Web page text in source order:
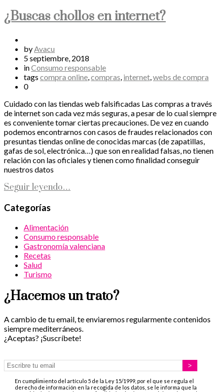
¿Buscas chollos en internet?
byAvacu
5 septiembre, 2018
inConsumo responsable
tags compra online,compras, internet,webs de compra
0
Cuidado con las tiendas web falsificadas Las compras a través
de internet son cada vez más seguras, a pesar de lo cual siempre
es conveniente tomar ciertas precauciones. De vez en cuando
podemos encontrarnos con casos de fraudes relacionados con
presuntas tiendas online de conocidas marcas (de zapatillas,
gafas de sol, electrónica…) que son en realidad falsas, no tienen
relación con las oficiales y tienen como finalidad conseguir
nuestros datos
Seguir leyendo…
Categorías
Alimentación
Consumo responsable
Gastronomía valenciana
Recetas
Salud
Turismo
¿Hacemos un trato?
A cambio de tu email, te enviaremos regularmente contenidos
siempre mediterráneos.
¿Aceptas? ¡Suscríbete!
En cumplimiento del artículo 5 de la Ley 15/1999, por el que se regula el
derecho de información en la recogida de los datos, se le informa que la